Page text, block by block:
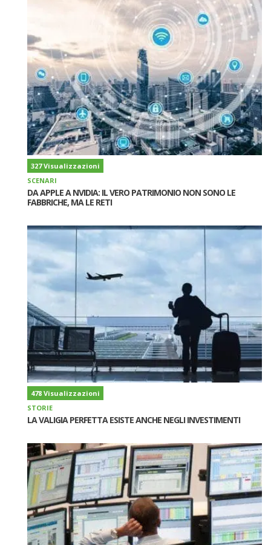
327 Visualizzazioni
SCENARI
DA APPLE A NVIDIA: IL VERO PATRIMONIO NON SONO LE
FABBRICHE, MA LE RETI
478 Visualizzazioni
STORIE
LA VALIGIA PERFETTA ESISTE ANCHE NEGLI INVESTIMENTI